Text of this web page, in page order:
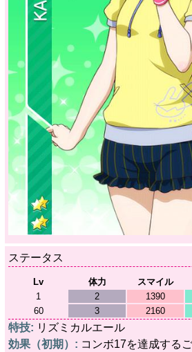
ステータス
Lv 体力 スマイル
1
2 1390
60
3 2160
特技: リズミカルエール
効果（初期）: コンボ17を達成する